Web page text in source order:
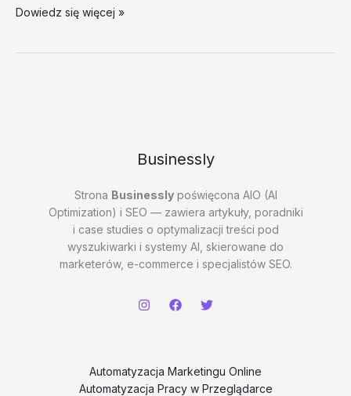
Instrukcje
Dowiedz się więcej »
Businessly
Strona Businesslypoświęcona AIO (AI
Optimization) i SEO — zawiera artykuły, poradniki
i case studies o optymalizacji treści pod
wyszukiwarki i systemy AI, skierowane do
marketerów, e-commerce i specjalistów SEO.
Automatyzacja Marketingu Online
Automatyzacja Pracy w Przeglądarce